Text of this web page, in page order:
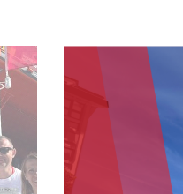
Oferta
i części
O nas